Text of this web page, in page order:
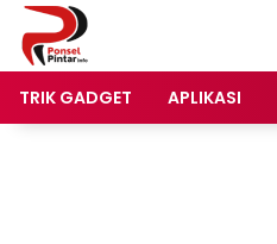
Langsung
konten
TRIK GADGET
APLIKASI